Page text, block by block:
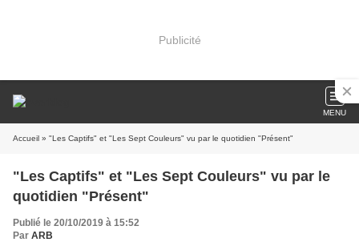
Publicité
MENU
Accueil » "Les Captifs" et "Les Sept Couleurs" vu par le quotidien "Présent"
"Les Captifs" et "Les Sept Couleurs" vu par le
quotidien "Présent"
Publié le 20/10/2019 à 15:52
Par ARB